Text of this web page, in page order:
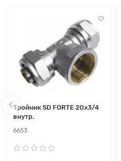
Тройник SD FORTE 20х3/4
внутр.
6653